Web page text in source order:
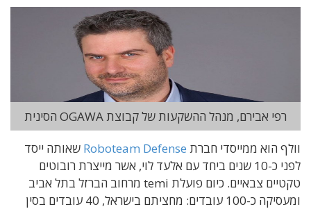
רפי אבירם, מנהל ההשקעות של קבוצת OGAWA הסינית
וולף הוא ממייסדי חברת Roboteam Defense שאותה ייסד
לפני כ-10 שנים ביחד עם אלעד לוי, אשר מייצרת רובוטים
טקטיים צבאיים. כיום פועלת temi מרחוב הברזל בתל אביב
ומעסיקה כ-100 עובדים: מחציתם בישראל, 40 עובדים בסין